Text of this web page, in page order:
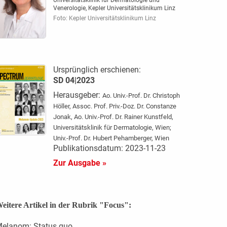
Venerologie, Kepler Universitätsklinikum Linz
Foto: Kepler Universitätsklinikum Linz
Ursprünglich erschienen:
SD 04|2023
Herausgeber: Ao. Univ.-Prof. Dr. Christoph
Höller, Assoc. Prof. Priv.-Doz. Dr. Constanze
Jonak, Ao. Univ.-Prof. Dr. Rainer Kunstfeld,
Universitätsklinik für Dermatologie, Wien;
Univ.-Prof. Dr. Hubert Pehamberger, Wien
Publikationsdatum: 2023-11-23
Zur Ausgabe »
Artikel in der Rubrik "Focus":